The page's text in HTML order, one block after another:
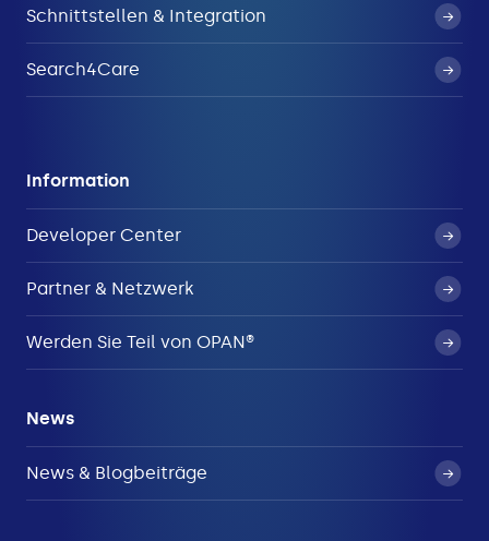
Schnittstellen & Integration
Search4Care
Information
Developer Center
Partner & Netzwerk
Werden Sie Teil von OPAN®
News
News & Blogbeiträge